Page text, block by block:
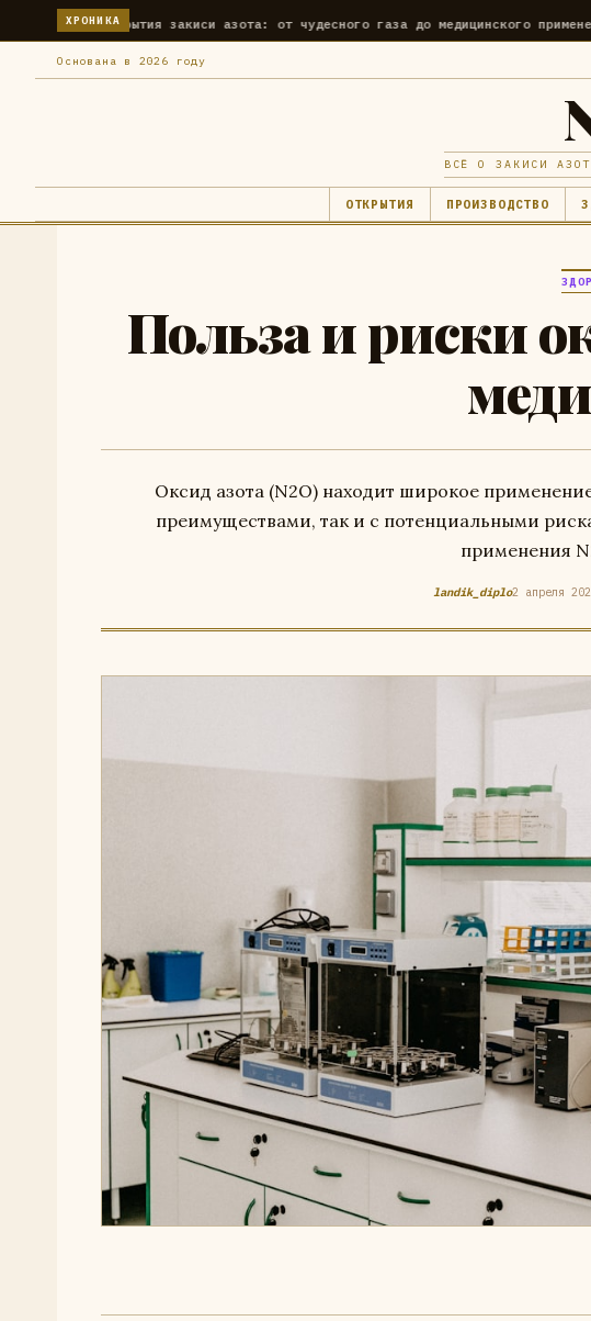
ХРОНИКА
закиси азота: от чудесного газа до медицинского применения История
Основана в 2026 году
ВСЁ О ЗАКИСИ
ОТКРЫТИЯ ПРОИЗВОДСТВО
Польза и риски
Оксид азота (N2O) находит широкое
преимуществами, так и с потенциальными
применения
landik_diplo2 апреля